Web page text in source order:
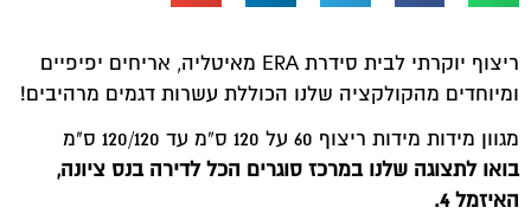
ריצוף יוקרתי לבית סידרת ERA מאיטליה, אריחים יפיפיים
ומיוחדים מהקולקציה שלנו הכוללת עשרות דגמים מרהיבים!
מגוון מידות מידות ריצוף 60 על 120 ס”מ עד 120/120 ס"מ
בואו לתצוגה שלנו במרכז סוגרים הכל לדירה בנס ציונה,
האיזמל 4.